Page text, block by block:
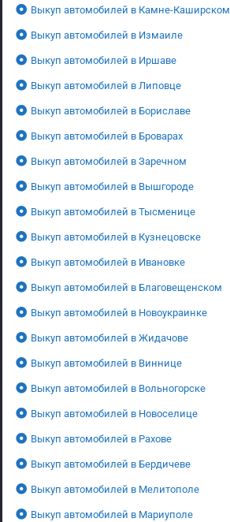
Выкуп автомобилей в Камне-Каширском
Выкуп автомобилей в Измаиле
Выкуп автомобилей в Иршаве
Выкуп автомобилей в Липовце
Выкуп автомобилей в Бориславе
Выкуп автомобилей в Броварах
Выкуп автомобилей в Заречном
Выкуп автомобилей в Вышгороде
Выкуп автомобилей в Тысменице
Выкуп автомобилей в Кузнецовске
Выкуп автомобилей в Ивановке
Выкуп автомобилей в Благовещенском
Выкуп автомобилей в Новоукраинке
Выкуп автомобилей в Жидачове
Выкуп автомобилей в Виннице
Выкуп автомобилей в Вольногорске
Выкуп автомобилей в Новоселице
Выкуп автомобилей в Рахове
Выкуп автомобилей в Бердичеве
Выкуп автомобилей в Мелитополе
Выкуп автомобилей в Мариуполе